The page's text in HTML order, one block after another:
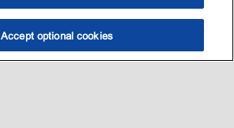
Accept optional cookies